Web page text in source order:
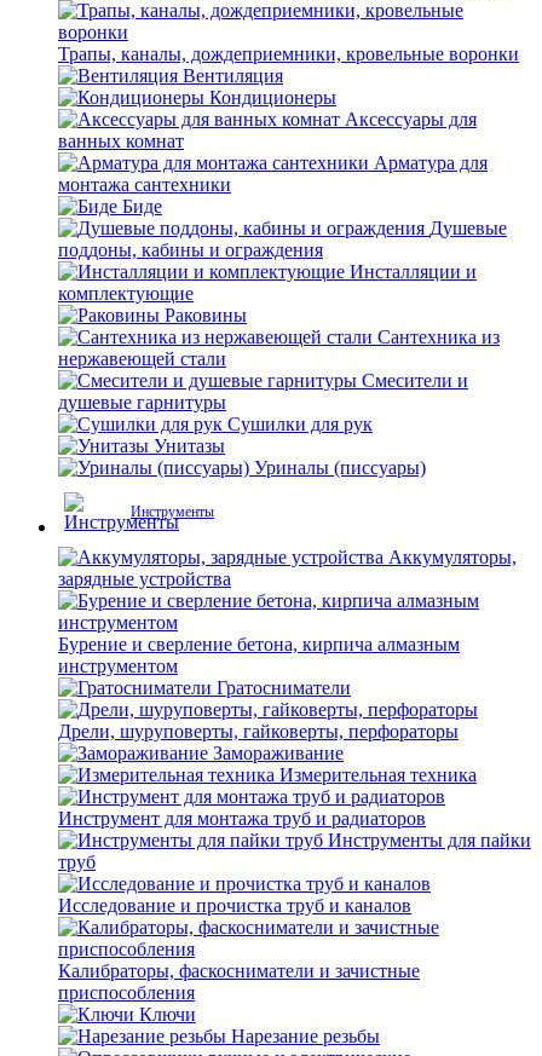
Трапы, каналы, дождеприемники, кровельные воронки
Вентиляция
Кондиционеры
Аксессуары для
ванных комнат
Арматура для
монтажа сантехники
Биде
Душевые
поддоны, кабины и ограждения
Инсталляции и
комплектующие
Раковины
Сантехника из
нержавеющей стали
Смесители и
душевые гарнитуры
Сушилки для рук
Унитазы
Уриналы (писсуары)
Инструменты
Аккумуляторы,
зарядные устройства
Бурение и сверление бетона, кирпича алмазным
инструментом
Гратосниматели
Дрели, шуруповерты, гайковерты, перфораторы
Замораживание
Измерительная техника
Инструмент для монтажа труб и радиаторов
Инструменты для пайки
труб
Исследование и прочистка труб и каналов
Калибраторы, фаскосниматели и зачистные
приспособления
Ключи
Нарезание резьбы